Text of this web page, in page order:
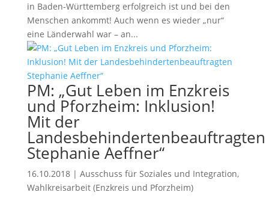
in Baden-Württemberg erfolgreich ist und bei den
Menschen ankommt! Auch wenn es wieder „nur“
eine Länderwahl war – an...
PM: „Gut Leben im Enzkreis
und Pforzheim: Inklusion!
Mit der
Landesbehindertenbeauftragten
Stephanie Aeffner“
16.10.2018| Ausschuss für Soziales und Integration,
Wahlkreisarbeit (Enzkreis und Pforzheim)